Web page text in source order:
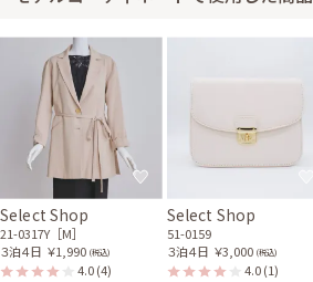
Select Shop
21-0317Y［M］
３泊４日 ￥1,990 (税込)
4.0(4)
Select Shop
51-0159
３泊４日 ￥3,000 (税込)
4.0(1)